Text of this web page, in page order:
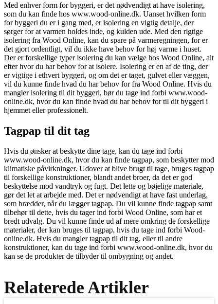
Med enhver form for byggeri, er det nødvendigt at have isolering,
som du kan finde hos www.wood-online.dk. Uanset hvilken form
for byggeri du er i gang med, er isolering en vigtig detalje, der
sørger for at varmen holdes inde, og kulden ude. Med den rigtige
isolering fra Wood Online, kan du spare på varmeregningen, for er
det gjort ordentligt, vil du ikke have behov for høj varme i huset.
Der er forskellige typer isolering du kan vælge hos Wood Online, alt
efter hvor du har behov for at isolere. Isolering er en af de ting, der
er vigtige i ethvert byggeri, og om det er taget, gulvet eller væggen,
vil du kunne finde hvad du har behov for fra Wood Online. Hvis du
mangler isolering til dit byggeri, bør du tage ind forbi www.wood-
online.dk, hvor du kan finde hvad du har behov for til dit byggeri i
hjemmet eller professionelt.
Tagpap til dit tag
Hvis du ønsker at beskytte dine tage, kan du tage ind forbi
www.wood-online.dk, hvor du kan finde tagpap, som beskytter mod
klimatiske påvirkninger. Udover at blive brugt til tage, bruges tagpap
til forskellige konstruktioner, blandt andet broer, da det er god
beskyttelse mod vandtryk og fugt. Det lette og bøjelige materiale,
gør det let at arbejde med. Det er nødvendigt at have fast underlag,
som brædder, når du lægger tagpap. Du vil kunne finde tagpap samt
tilbehør til dette, hvis du tager ind forbi Wood Online, som har et
bredt udvalg. Du vil kunne finde ud af mere omkring de forskellige
materialer, der kan bruges til tagpap, hvis du tage ind forbi Wood-
online.dk. Hvis du mangler tagpap til dit tag, eller til andre
konstruktioner, kan du tage ind forbi www.wood-online.dk, hvor du
kan se de produkter de tilbyder til ombygning og andet.
Relaterede Artikler